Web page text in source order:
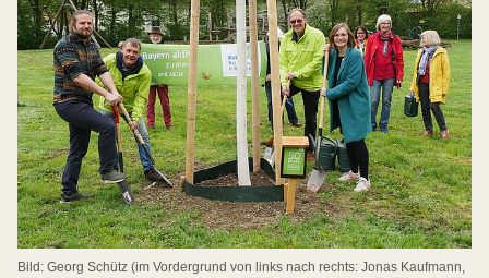
Bild: Georg Schütz (im Vordergrund von links nach rechts: Jonas Kaufmann,